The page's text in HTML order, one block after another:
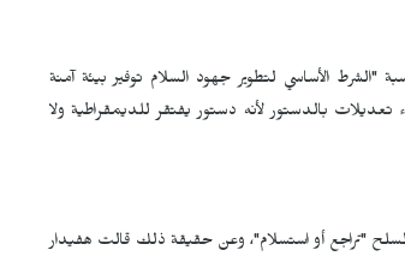
"الشرط الأساسي لتطوير جهود السلام توفير بيئة آمنة
تعديلات بالدستور لأنه دستور يفتقر للديمقراطية ولا
"تراجع أو استسلام"، وعن حقيقة ذلك قالت هفيدار